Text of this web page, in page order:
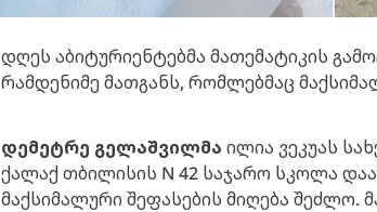
დღეს აბიტურიენტებმა მათემატიკის
რამდენიმე მათგანს, რომლებმაც
დემეტრე გელაშვილმა ილია ვეკუას
ქალაქ თბილისის N 42 საჯარო სკოლა
მაქსიმალური შეფასების მიღება შეძლო.